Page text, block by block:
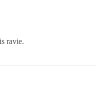
ravie.